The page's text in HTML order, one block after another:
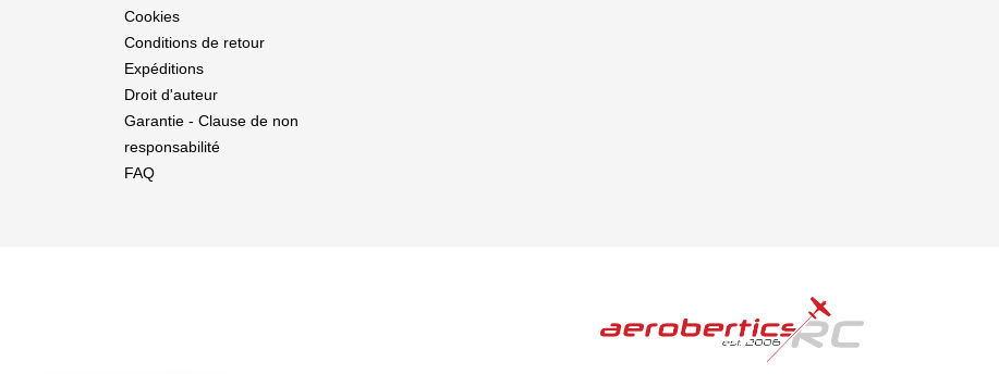
Cookies
Conditions de retour
Expéditions
Droit d'auteur
Garantie - Clause de non
responsabilité
FAQ